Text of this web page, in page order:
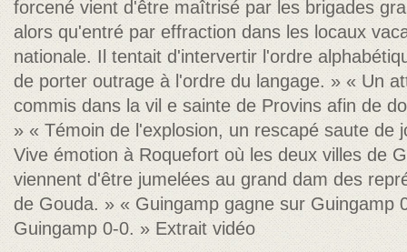
forcené vient d'être maîtrisé par les brigades
alors qu'entré par effraction dans les locaux
nationale. Il tentait d'intervertir l'ordre
de porter outrage à l'ordre du langage. » « Un
commis dans la vil e sainte de Provins afin de
» « Témoin de l'explosion, un rescapé saute de
Vive émotion à Roquefort où les deux villes de
viennent d'être jumelées au grand dam des
de Gouda. » « Guingamp gagne sur Guingamp
Guingamp 0-0. » Extrait vidéo